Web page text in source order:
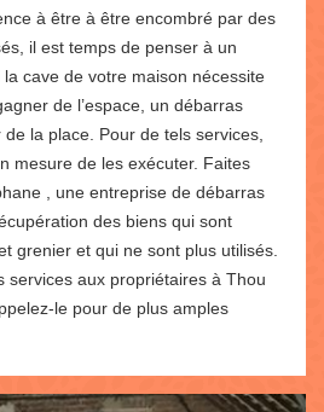
à être à être encombré par des
il est temps de penser à un
cave de votre maison nécessite
de l’espace, un débarras
la place. Pour de tels services,
mesure de les exécuter. Faites
, une entreprise de débarras
des biens qui sont
grenier et qui ne sont plus utilisés.
services aux propriétaires à Thou
le pour de plus amples